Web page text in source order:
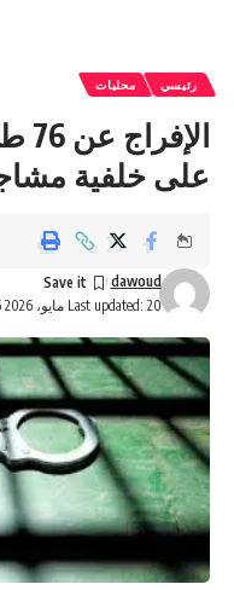
رئيسي محليات
على خلفية
Last updated: 20 مايو، 2026 12:55 م
dawoud